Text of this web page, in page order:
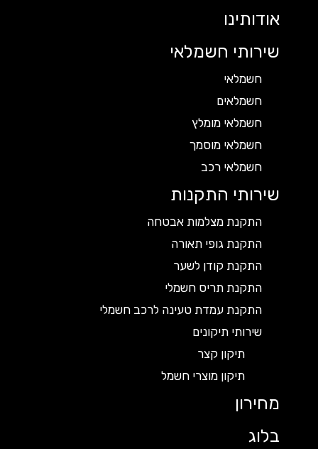
אודותינו
שירותי חשמלאי
חשמלאי
חשמלאים
חשמלאי מומלץ
חשמלאי מוסמך
חשמלאי רכב
שירותי התקנות
התקנת מצלמות אבטחה
התקנת גופי תאורה
התקנת קודן לשער
התקנת תריס חשמלי
התקנת עמדת טעינה לרכב חשמלי
שירותי תיקונים
תיקון קצר
תיקון מוצרי חשמל
מחירון
בלוג